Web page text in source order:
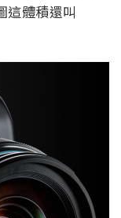
這體積還叫